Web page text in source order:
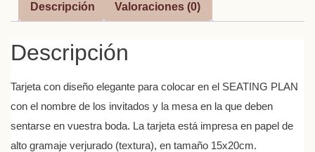
Descripción Valoraciones (0)
Descripción
Tarjeta con diseño elegante para colocar en el SEATING PLAN
con el nombre de los invitados y la mesa en la que deben
sentarse en vuestra boda. La tarjeta está impresa en papel de
alto gramaje verjurado (textura), en tamaño 15x20cm.